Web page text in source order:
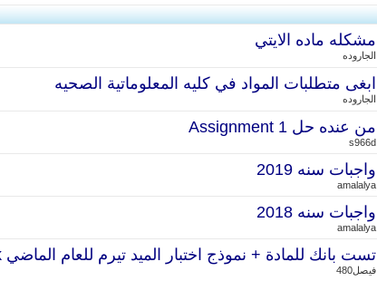
مشكله ماده الايتي
الجاروده
ابغى متطلبات المواد في كليه المعلوماتية الصحيه
الجاروده
من عنده حل Assignment 1
s966d
واجبات سنه 2019
amalalya
واجبات سنه 2018
amalalya
تست بانك للمادة + نموذج اختبار الميد تيرم للعام الماضي IT101 ---> , Test Bank
فيصل480